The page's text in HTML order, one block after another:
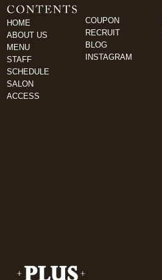
HOME
ABOUT US
MENU
STAFF
SCHEDULE
SALON
ACCESS
COUPON
RECRUIT
BLOG
INSTAGRAM